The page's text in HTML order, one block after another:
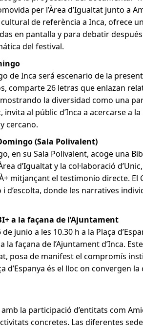
per l’Àrea d’Igualtat junto a
cultural de referència a Inca, ofrece
en pantalla y para debatir
del festival.
de Inca será escenario de la
comparte 26 letras que enlazan
la diversidad como una
al públic d’Inca a acercarse a
cercano.
(Sala Polivalent)
en su Sala Polivalent, acoge una
d’Igualtat y la col·laboració
mitjançant el testimonio directe. El
donde les narratives
a la façana de l’Ajuntament
junio a les 10.30 h a la Plaça
façana de l’Ajuntament d’Inca.
posa de manifest el compromís
d’Espanya és el lloc on convergen la
la participació d’entitats com
concretes. Las diferentes